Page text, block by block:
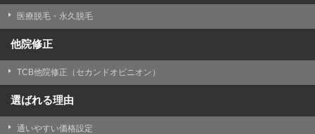
医療脱毛・永久脱毛
他院修正
TCB他院修正（セカンドオピニオン）
選ばれる理由
通いやすい価格設定